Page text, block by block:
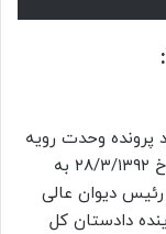
پرونده وحدت رویه
ردیف ۸۹/۵۴ رأس ساعت ۹ روز سه‌شنبه مورخ ۲۸/۳/۱۳۹۲ به
دیوان عالی
دادستان کل